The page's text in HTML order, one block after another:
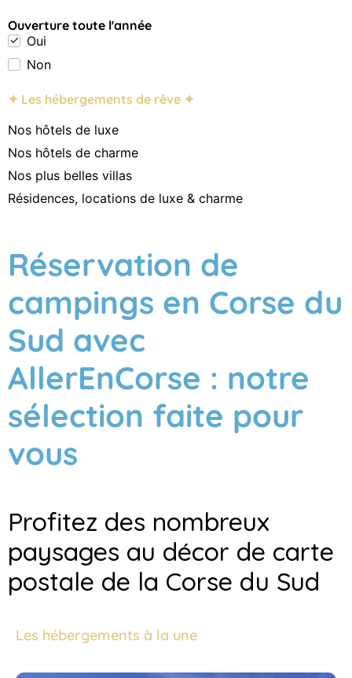
Ouverture toute l'année
Oui
Non
✦ Les hébergements de rêve ✦
Nos hôtels de luxe
Nos hôtels de charme
Nos plus belles villas
Résidences, locations de luxe & charme
Réservation de
campings en Corse du
Sud avec
AllerEnCorse : notre
sélection faite pour
vous
Profitez des nombreux
paysages au décor de carte
postale de la Corse du Sud
Les hébergements à la une